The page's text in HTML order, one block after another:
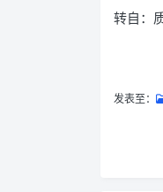
转自：
发表至：